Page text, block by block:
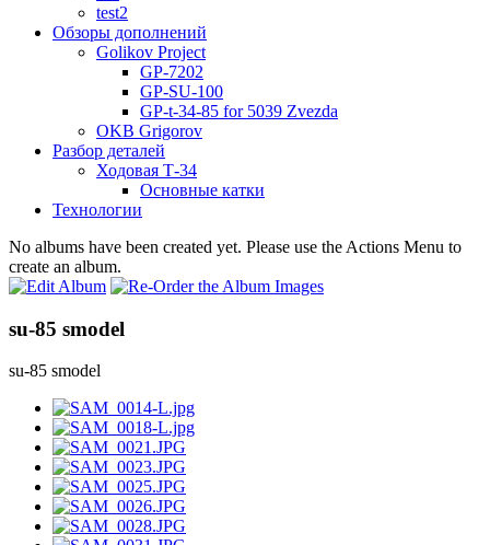
test2
Обзоры дополнений
Golikov Project
GP-7202
GP-SU-100
GP-t-34-85 for 5039 Zvezda
OKB Grigorov
Разбор деталей
Ходовая Т-34
Основные катки
Технологии
No albums have been created yet. Please use the Actions Menu to
create an album.
su-85 smodel
su-85 smodel